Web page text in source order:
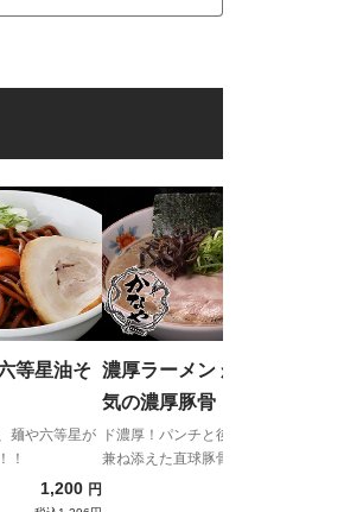
等星油そ
麺や六等星が
！
1,200 円
濃厚ラーメン かなや 本
気の濃厚豚骨
ド濃厚！パンチと後味の良さを
兼ね添えた直球豚骨ラーメン！